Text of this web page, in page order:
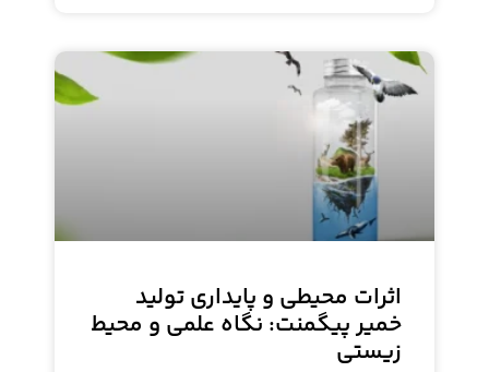
اثرات محیطی و پایداری تولید
خمیر پیگمنت: نگاه علمی و محیط
زیستی